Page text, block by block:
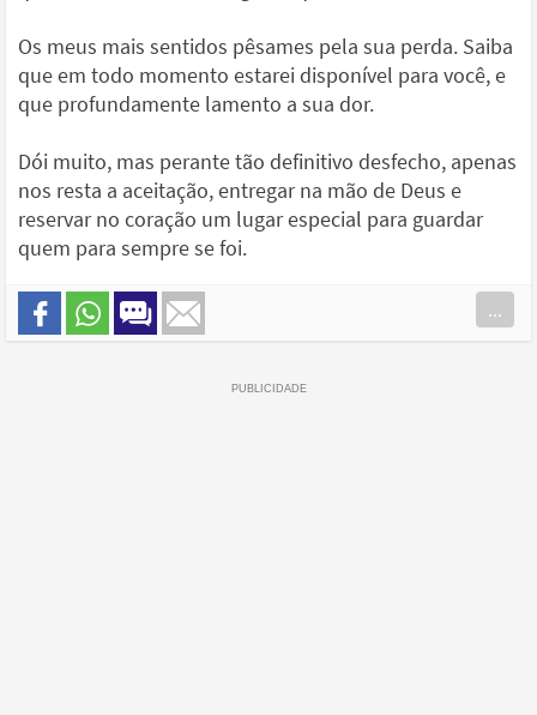
Os meus mais sentidos pêsames pela sua perda. Saiba
que em todo momento estarei disponível para você, e
que profundamente lamento a sua dor.
Dói muito, mas perante tão definitivo desfecho, apenas
nos resta a aceitação, entregar na mão de Deus e
reservar no coração um lugar especial para guardar
quem para sempre se foi.
...